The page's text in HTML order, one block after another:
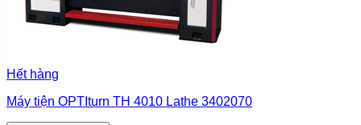
Hết hàng
Máy tiện OPTIturn TH 4010 Lathe 3402070